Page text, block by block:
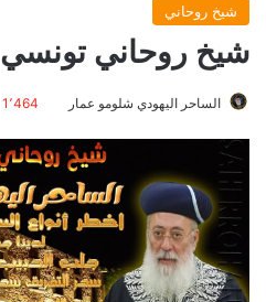
شيخ روحاني
شيخ روحاني تونسي
الساحر اليهودي شلومو عمار 1٬464